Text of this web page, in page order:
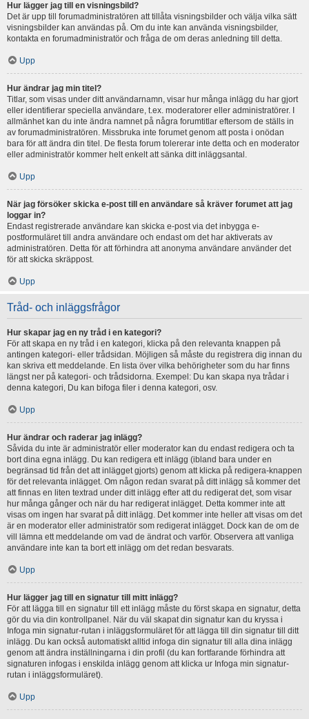
Hur lägger jag till en visningsbild?
Det är upp till forumadministratören att tillåta visningsbilder och välja vilka sätt
visningsbilder kan användas på. Om du inte kan använda visningsbilder,
kontakta en forumadministratör och fråga de om deras anledning till detta.
Upp
Hur ändrar jag min titel?
Titlar, som visas under ditt användarnamn, visar hur många inlägg du har gjort
eller identifierar speciella användare, t.ex. moderatorer eller administratörer. I
allmänhet kan du inte ändra namnet på några forumtitlar eftersom de ställs in
av forumadministratören. Missbruka inte forumet genom att posta i onödan
bara för att ändra din titel. De flesta forum tolererar inte detta och en moderator
eller administratör kommer helt enkelt att sänka ditt inläggsantal.
Upp
När jag försöker skicka e-post till en användare så kräver forumet att jag
loggar in?
Endast registrerade användare kan skicka e-post via det inbygga e-
postformuläret till andra användare och endast om det har aktiverats av
administratören. Detta för att förhindra att anonyma användare använder det
för att skicka skräppost.
Upp
Tråd- och inläggsfrågor
Hur skapar jag en ny tråd i en kategori?
För att skapa en ny tråd i en kategori, klicka på den relevanta knappen på
antingen kategori- eller trådsidan. Möjligen så måste du registrera dig innan du
kan skriva ett meddelande. En lista över vilka behörigheter som du har finns
längst ner på kategori- och trådsidorna. Exempel: Du kan skapa nya trådar i
denna kategori, Du kan bifoga filer i denna kategori, osv.
Upp
Hur ändrar och raderar jag inlägg?
Såvida du inte är administratör eller moderator kan du endast redigera och ta
bort dina egna inlägg. Du kan redigera ett inlägg (ibland bara under en
begränsad tid från det att inlägget gjorts) genom att klicka på redigera-knappen
för det relevanta inlägget. Om någon redan svarat på ditt inlägg så kommer det
att finnas en liten textrad under ditt inlägg efter att du redigerat det, som visar
hur många gånger och när du har redigerat inlägget. Detta kommer inte att
visas om ingen har svarat på ditt inlägg. Det kommer inte heller att visas om det
är en moderator eller administratör som redigerat inlägget. Dock kan de om de
vill lämna ett meddelande om vad de ändrat och varför. Observera att vanliga
användare inte kan ta bort ett inlägg om det redan besvarats.
Upp
Hur lägger jag till en signatur till mitt inlägg?
För att lägga till en signatur till ett inlägg måste du först skapa en signatur, detta
gör du via din kontrollpanel. När du väl skapat din signatur kan du kryssa i
Infoga min signatur-rutan i inläggsformuläret för att lägga till din signatur till ditt
inlägg. Du kan också automatiskt alltid infoga din signatur till alla dina inlägg
genom att ändra inställningarna i din profil (du kan fortfarande förhindra att
signaturen infogas i enskilda inlägg genom att klicka ur Infoga min signatur-
rutan i inläggsformuläret).
Upp